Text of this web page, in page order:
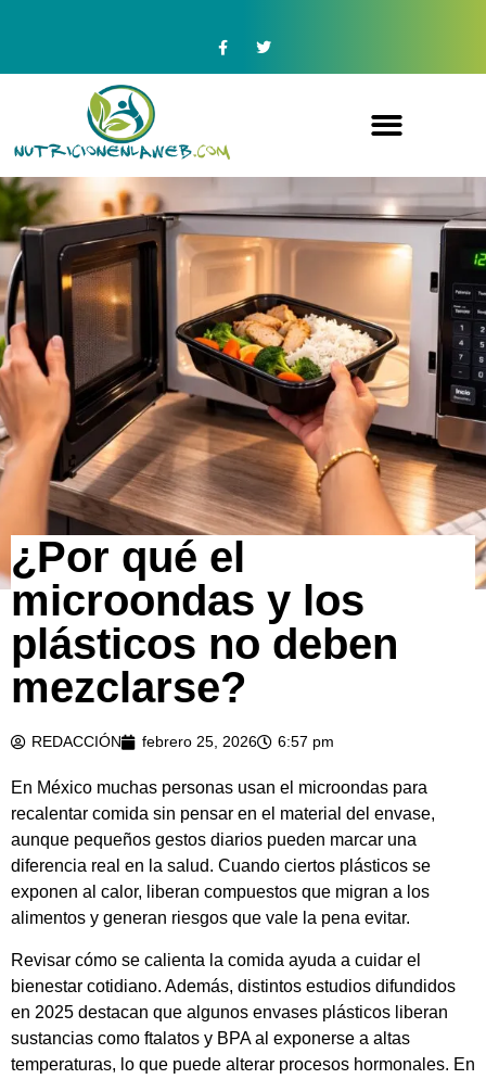
¿Por qué el
microondas y los
plásticos no deben
mezclarse?
REDACCIÓN febrero 25, 2026 6:57 pm
En México muchas personas usan el microondas para
recalentar comida sin pensar en el material del envase,
aunque pequeños gestos diarios pueden marcar una
diferencia real en la salud. Cuando ciertos plásticos se
exponen al calor, liberan compuestos que migran a los
alimentos y generan riesgos que vale la pena evitar.
Revisar cómo se calienta la comida ayuda a cuidar el
bienestar cotidiano. Además, distintos estudios difundidos
en 2025 destacan que algunos envases plásticos liberan
sustancias como ftalatos y BPA al exponerse a altas
temperaturas, lo que puede alterar procesos hormonales. En